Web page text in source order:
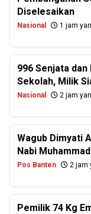
Diselesaikan
Nasional 1 jam
996 Senjata
Sekolah, Milik
Nasional 2 jam
Wagub Dimyati
Nabi Muhammad
Pos Banten 2 jam
Pemilik 74 Kg